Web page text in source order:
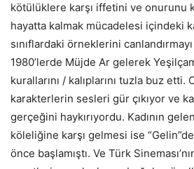
kötülüklere karşı iffetini ve onurunu
hayatta kalmak mücadelesi içindeki
sınıflardaki örneklerini
1980’lerde Müjde Ar gelerek
kurallarını / kalıplarını tuzla buz etti.
karakterlerin sesleri gür çıkıyor ve
gerçeğini haykırıyordu. Kadının
köleliğine karşı gelmesi ise
önce başlamıştı. Ve Türk